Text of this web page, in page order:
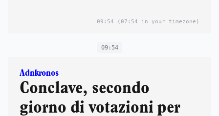
09:54 (07:54 in your timezone)
09:54
Adnkronos
Conclave, secondo
giorno di votazioni per